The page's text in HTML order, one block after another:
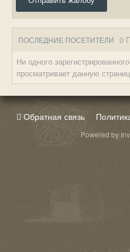
ПОСЛЕДНИЕ ПОСЕТИТЕЛИ 0
Ни одного
просматривает данную
Обратная связь
Powered by